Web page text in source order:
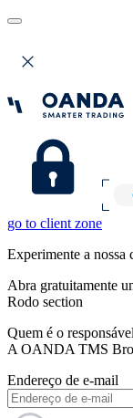
go to client zone
Experimente a nossa
Abra gratuitamente
Rodo section
Quem é o
A OANDA TMS
Endereço de e-mail